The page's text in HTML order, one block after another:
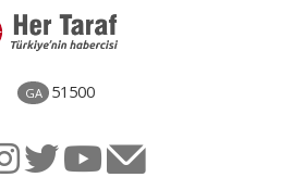
GA 51500